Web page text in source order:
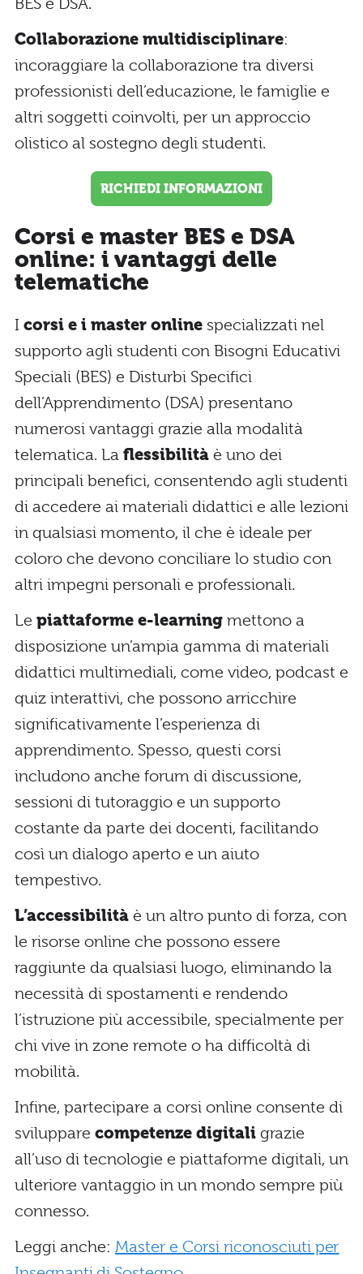
BES e DSA.
Collaborazione multidisciplinare:
incoraggiare la collaborazione tra diversi
professionisti dell’educazione, le famiglie e
altri soggetti coinvolti, per un approccio
olistico al sostegno degli studenti.
RICHIEDI INFORMAZIONI
Corsi e master BES e DSA
online: i vantaggi delle
telematiche
I corsi e i master online specializzati nel
supporto agli studenti con Bisogni Educativi
Speciali (BES) e Disturbi Specifici
dell’Apprendimento (DSA) presentano
numerosi vantaggi grazie alla modalità
telematica. La flessibilità è uno dei
principali benefici, consentendo agli studenti
di accedere ai materiali didattici e alle lezioni
in qualsiasi momento, il che è ideale per
coloro che devono conciliare lo studio con
altri impegni personali e professionali.
Le piattaforme e-learning mettono a
disposizione un’ampia gamma di materiali
didattici multimediali, come video, podcast e
quiz interattivi, che possono arricchire
significativamente l’esperienza di
apprendimento. Spesso, questi corsi
includono anche forum di discussione,
sessioni di tutoraggio e un supporto
costante da parte dei docenti, facilitando
così un dialogo aperto e un aiuto
tempestivo.
L’accessibilità è un altro punto di forza, con
le risorse online che possono essere
raggiunte da qualsiasi luogo, eliminando la
necessità di spostamenti e rendendo
l’istruzione più accessibile, specialmente per
chi vive in zone remote o ha difficoltà di
mobilità.
Infine, partecipare a corsi online consente di
sviluppare competenze digitali grazie
all’uso di tecnologie e piattaforme digitali, un
ulteriore vantaggio in un mondo sempre più
connesso.
Leggi anche: Master e Corsi riconosciuti per